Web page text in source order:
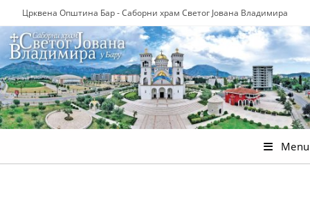
to
content
Црквена Општина Бар - Саборни храм Светог Јована Владимира
Menu